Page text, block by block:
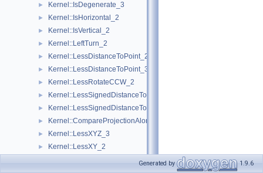
► Kernel::IsDegenerate_3
► Kernel::IsHorizontal_2
► Kernel::IsVertical_2
► Kernel::LeftTurn_2
► Kernel::LessDistanceToPoint_2
► Kernel::LessDistanceToPoint_3
► Kernel::LessRotateCCW_2
► Kernel::LessSignedDistanceToLine_2
► Kernel::LessSignedDistanceToPlane_3
► Kernel::CompareProjectionAlongDirection_3
► Kernel::LessXYZ_3
► Kernel::LessXY_2
Generated by 1.9.6